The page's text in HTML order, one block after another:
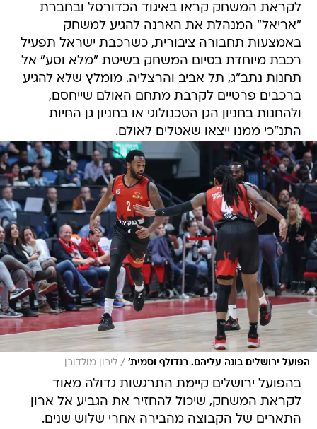
לקראת המשחק קראו באיגוד הכדורסל ובחברת
"אריאל" המנהלת את הארנה להגיע למשחק
באמצעות תחבורה ציבורית, כשרכבת ישראל תפעיל
רכבת מיוחדת בסיום המשחק בשיטת "מלא וסע" אל
תחנות נתב"ג, תל אביב והרצליה. מומלץ שלא להגיע
ברכבים פרטיים לקרבת מתחם האולם שייחסם,
ולהחנות בחניון הגן הטכנולוגי או בחניון גן החיות
התנ"כי ממנו ייצאו שאטלים לאולם.
הפועל ירושלים בונה עליהם. רנדולף וסמית' / לירון מולדובן
בהפועל ירושלים קיימת התרגשות גדולה מאוד
לקראת המשחק, שיכול להחזיר את הגביע אל ארון
התארים של הקבוצה מהבירה אחרי שלוש שנים.